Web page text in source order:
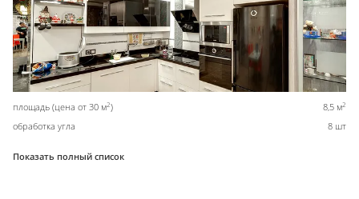
площадь (цена от 30 м2) 8,5 м2
обработка угла 8 шт
Показать полный список